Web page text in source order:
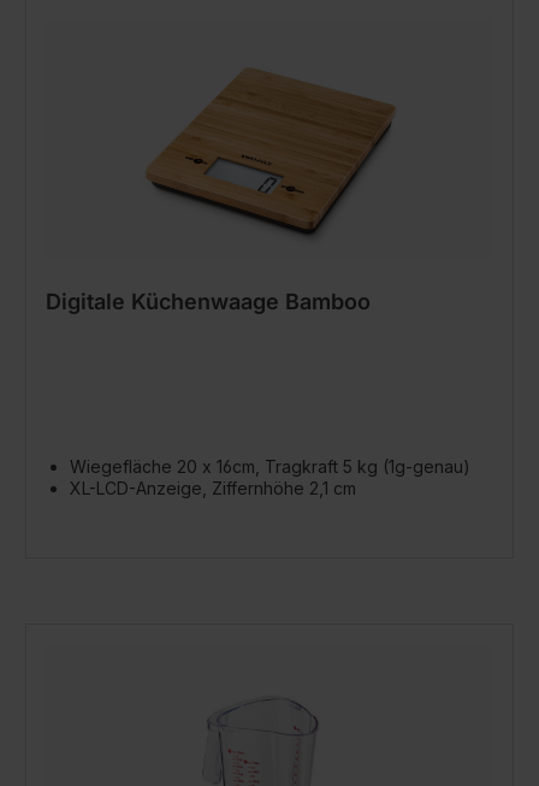
Digitale Küchenwaage Bamboo
Wiegefläche 20 x 16cm, Tragkraft 5 kg (1g-genau)
XL-LCD-Anzeige, Ziffernhöhe 2,1 cm